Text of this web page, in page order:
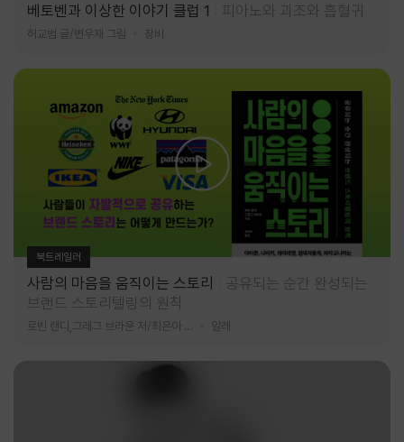
베토벤과 이상한 이야기 클럽 1 피아노와 괴조와 흡혈귀
허교범 글/변우재 그림 창비
북트레일러
사람의 마음을 움직이는 스토리
공유되는 순간 완성되는
브랜드 스토리텔링의 원칙
알레